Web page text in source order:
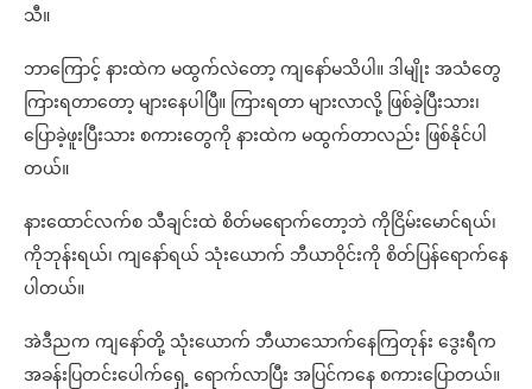
သီ။
ဘာကြောင့် နားထဲက မထွက်လဲတော့ ကျနော်မသိပါ။ ဒါမျိုး အသံတွေ
ကြားရတာတော့ များနေပါပြီ။ ကြားရတာ များလာလို့ ဖြစ်ခဲ့ပြီးသား၊
ပြောခဲ့ဖူးပြီးသား စကားတွေကို နားထဲက မထွက်တာလည်း ဖြစ်နိုင်ပါ
တယ်။
နားထောင်လက်စ သီချင်းထဲ စိတ်မရောက်တော့ဘဲ ကိုငြိမ်းမောင်ရယ်၊
ကိုဘုန်းရယ်၊ ကျနော်ရယ် သုံးယောက် ဘီယာဝိုင်းကို စိတ်ပြန်ရောက်နေ
ပါတယ်။
အဲဒီညက ကျနော်တို့ သုံးယောက် ဘီယာသောက်နေကြတုန်း ဒွေးရီက
အခန်းပြတင်းပေါက်ရှေ့ ရောက်လာပြီး အပြင်ကနေ စကားပြောတယ်။